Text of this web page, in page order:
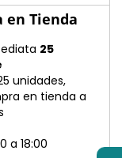
en Tienda
25
unidades,
en tienda a
a 18:00